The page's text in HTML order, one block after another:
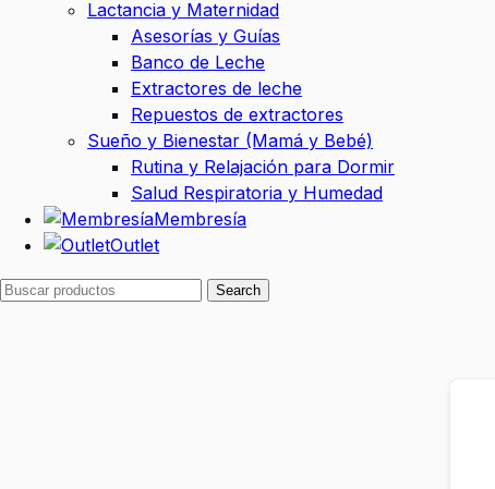
Lactancia y Maternidad
Asesorías y Guías
Banco de Leche
Extractores de leche
Repuestos de extractores
Sueño y Bienestar (Mamá y Bebé)
Rutina y Relajación para Dormir
Salud Respiratoria y Humedad
Membresía
Outlet
Search